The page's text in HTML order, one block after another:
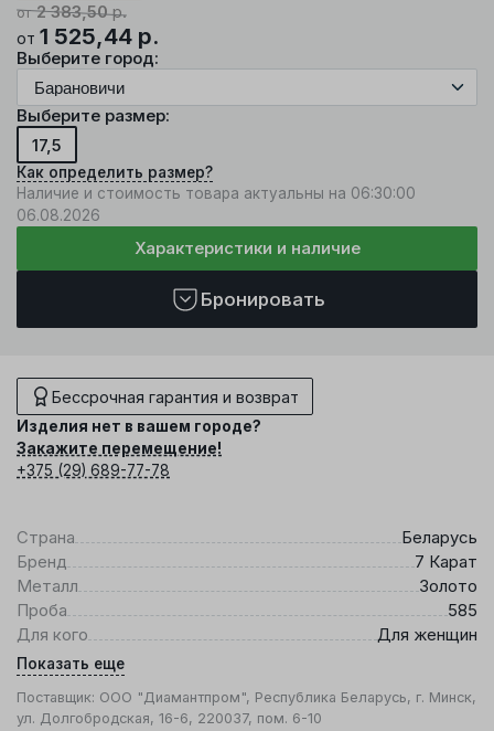
от2 383,50р.
от 1 525,44 р.
Выберите город:
Выберите размер:
17,5
Как определить размер?
Наличие и стоимость товара актуальны на 06:30:00
06.08.2026
Характеристики и наличие
Бронировать
Бессрочная гарантия и возврат
Изделия нет в вашем городе?
Закажите перемещение!
+375 (29) 689-77-78
Страна
Беларусь
Бренд
7 Карат
Металл
Золото
Проба
585
Для кого
Для женщин
Показать еще
Поставщик: ООО "Диамантпром", Республика Беларусь, г. Минск,
ул. Долгобродская, 16-6, 220037, пом. 6-10